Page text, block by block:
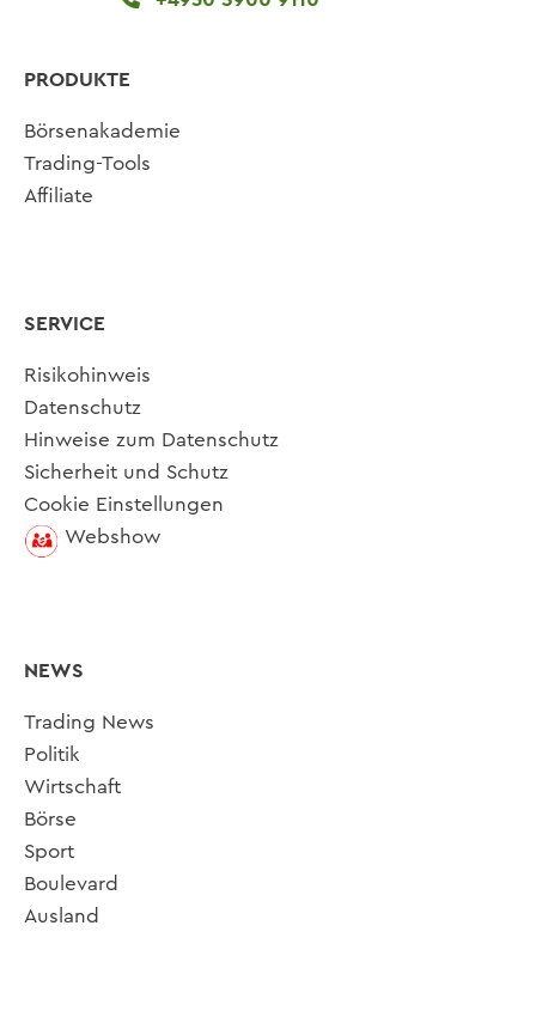
PRODUKTE
Börsenakademie
Trading-Tools
Affiliate
SERVICE
Risikohinweis
Datenschutz
Hinweise zum Datenschutz
Sicherheit und Schutz
Cookie Einstellungen
Webshow
NEWS
Trading News
Politik
Wirtschaft
Börse
Sport
Boulevard
Ausland